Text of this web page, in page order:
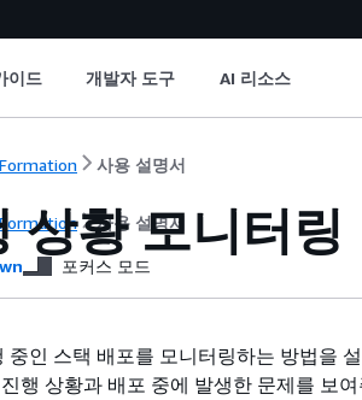
이드 개발자 도구 AI 리소스
사용 설명서
사용 설명서
상황 모니터링
포커스 모드
중인 스택 배포를 모니터링하는 방법을
행 상황과 배포 중에 발생한 문제를 보